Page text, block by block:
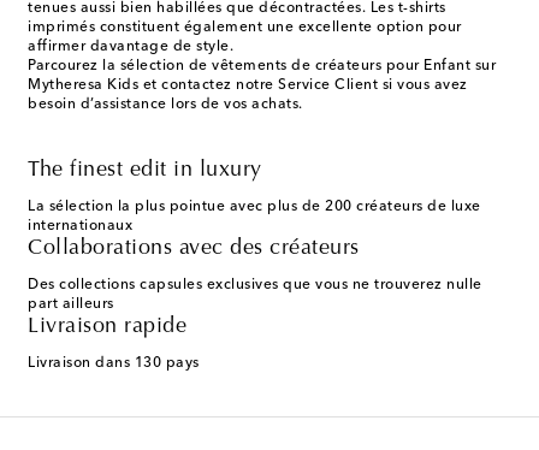
tenues aussi bien habillées que décontractées. Les t-shirts
imprimés constituent également une excellente option pour
affirmer davantage de style.
Parcourez la sélection de vêtements de créateurs pour Enfant sur
Mytheresa Kids et contactez notre Service Client si vous avez
besoin d’assistance lors de vos achats.
The finest edit in luxury
La sélection la plus pointue avec plus de 200 créateurs de luxe
internationaux
Collaborations avec des créateurs
Des collections capsules exclusives que vous ne trouverez nulle
part ailleurs
Livraison rapide
Livraison dans 130 pays